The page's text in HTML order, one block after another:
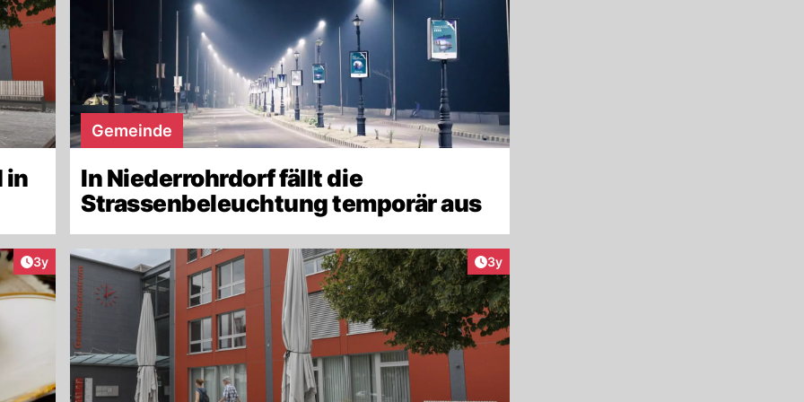
in
Gemeinde
In Niederrohrdorf fällt die
Strassenbeleuchtung temporär aus
Artikel veröffentlicht:
3y Artikel veröffentlicht:
3y